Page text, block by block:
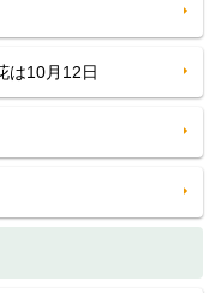
は10月12日